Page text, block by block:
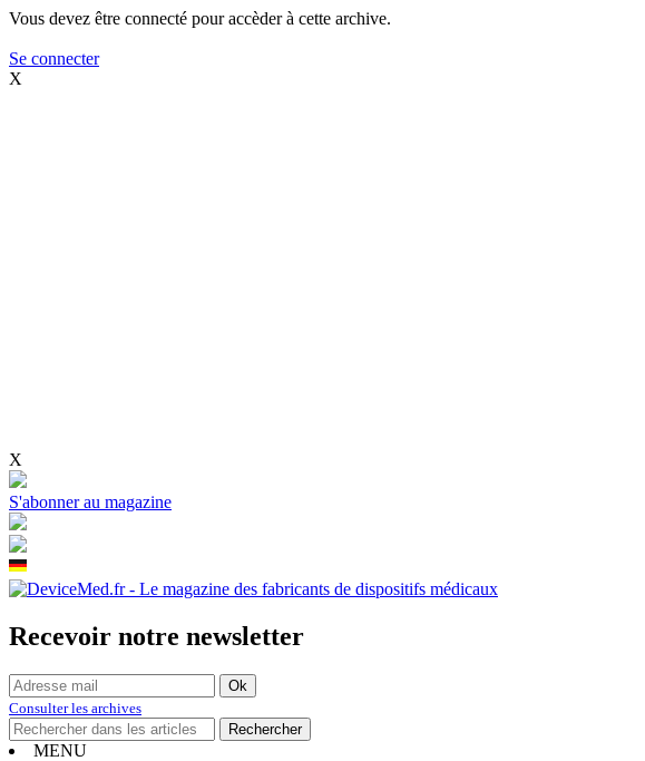
Vous devez être connecté pour accèder à cette archive.
Se connecter
X
X
S'abonner au magazine
Recevoir notre newsletter
Consulter les archives
MENU